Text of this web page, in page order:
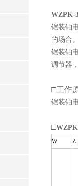
WZPK-
铠装铂
的场合
铠装铂
调节器
□工作
铠装铂
□
W Z